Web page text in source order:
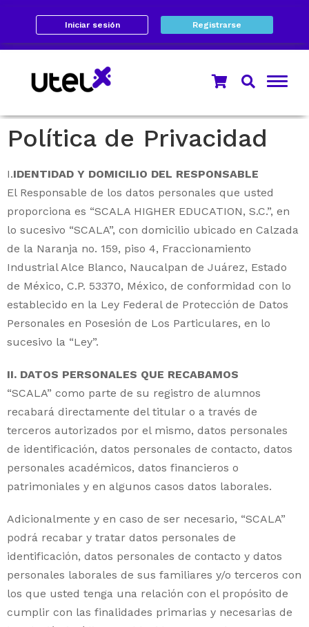
Iniciar sesión Registrarse
Política de Privacidad
I.IDENTIDAD Y DOMICILIO DEL RESPONSABLE
El Responsable de los datos personales que usted
proporciona es “SCALA HIGHER EDUCATION, S.C.”, en
lo sucesivo “SCALA”, con domicilio ubicado en Calzada
de la Naranja no. 159, piso 4, Fraccionamiento
Industrial Alce Blanco, Naucalpan de Juárez, Estado
de México, C.P. 53370, México, de conformidad con lo
establecido en la Ley Federal de Protección de Datos
Personales en Posesión de Los Particulares, en lo
sucesivo la “Ley”.
II. DATOS PERSONALES QUE RECABAMOS
“SCALA” como parte de su registro de alumnos
recabará directamente del titular o a través de
terceros autorizados por el mismo, datos personales
de identificación, datos personales de contacto, datos
personales académicos, datos financieros o
patrimoniales y en algunos casos datos laborales.
Adicionalmente y en caso de ser necesario, “SCALA”
podrá recabar y tratar datos personales de
identificación, datos personales de contacto y datos
personales laborales de sus familiares y/o terceros con
los que usted tenga una relación con el propósito de
cumplir con las finalidades primarias y necesarias de